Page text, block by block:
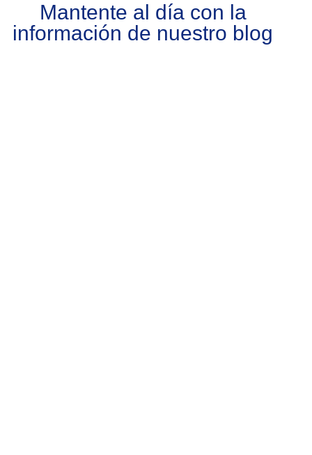
Mantente al día con la
información de nuestro blog